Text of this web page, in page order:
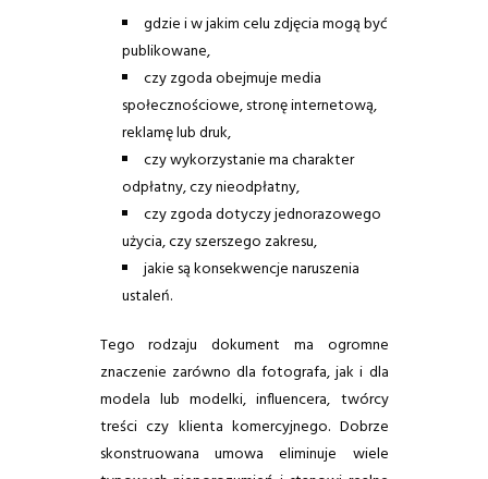
gdzie i w jakim celu zdjęcia mogą być
publikowane,
czy zgoda obejmuje media
społecznościowe, stronę internetową,
reklamę lub druk,
czy wykorzystanie ma charakter
odpłatny, czy nieodpłatny,
czy zgoda dotyczy jednorazowego
użycia, czy szerszego zakresu,
jakie są konsekwencje naruszenia
ustaleń.
Tego rodzaju dokument ma ogromne
znaczenie zarówno dla fotografa, jak i dla
modela lub modelki, influencera, twórcy
treści czy klienta komercyjnego. Dobrze
skonstruowana umowa eliminuje wiele